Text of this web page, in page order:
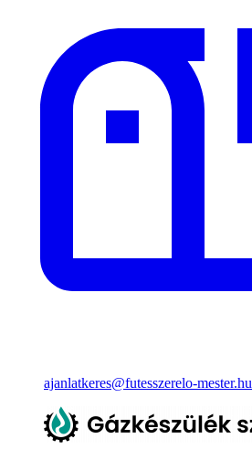
ajanlatkeres@futesszerelo-mester.hu